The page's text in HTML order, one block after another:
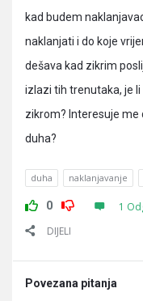
kad budem
naklanjati i do koje
dešava kad zikrim
izlazi tih trenutaka, je
zikrom? Interesuje me
duha?
duha naklanjavanje
0 1
DIJELI
Povezana pitanja